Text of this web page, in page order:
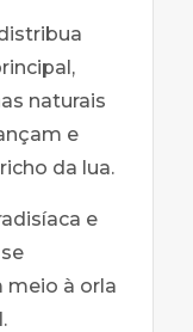
naturais
e
da lua.
e
meio à orla